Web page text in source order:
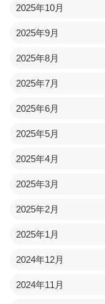
2025年10月
2025年9月
2025年8月
2025年7月
2025年6月
2025年5月
2025年4月
2025年3月
2025年2月
2025年1月
2024年12月
2024年11月